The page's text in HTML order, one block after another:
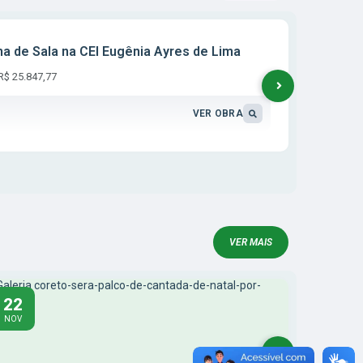
de Sala na CEI Eugênia Ayres de Lima
25.847,77
VER OBRA
VER MAIS
22
NOV